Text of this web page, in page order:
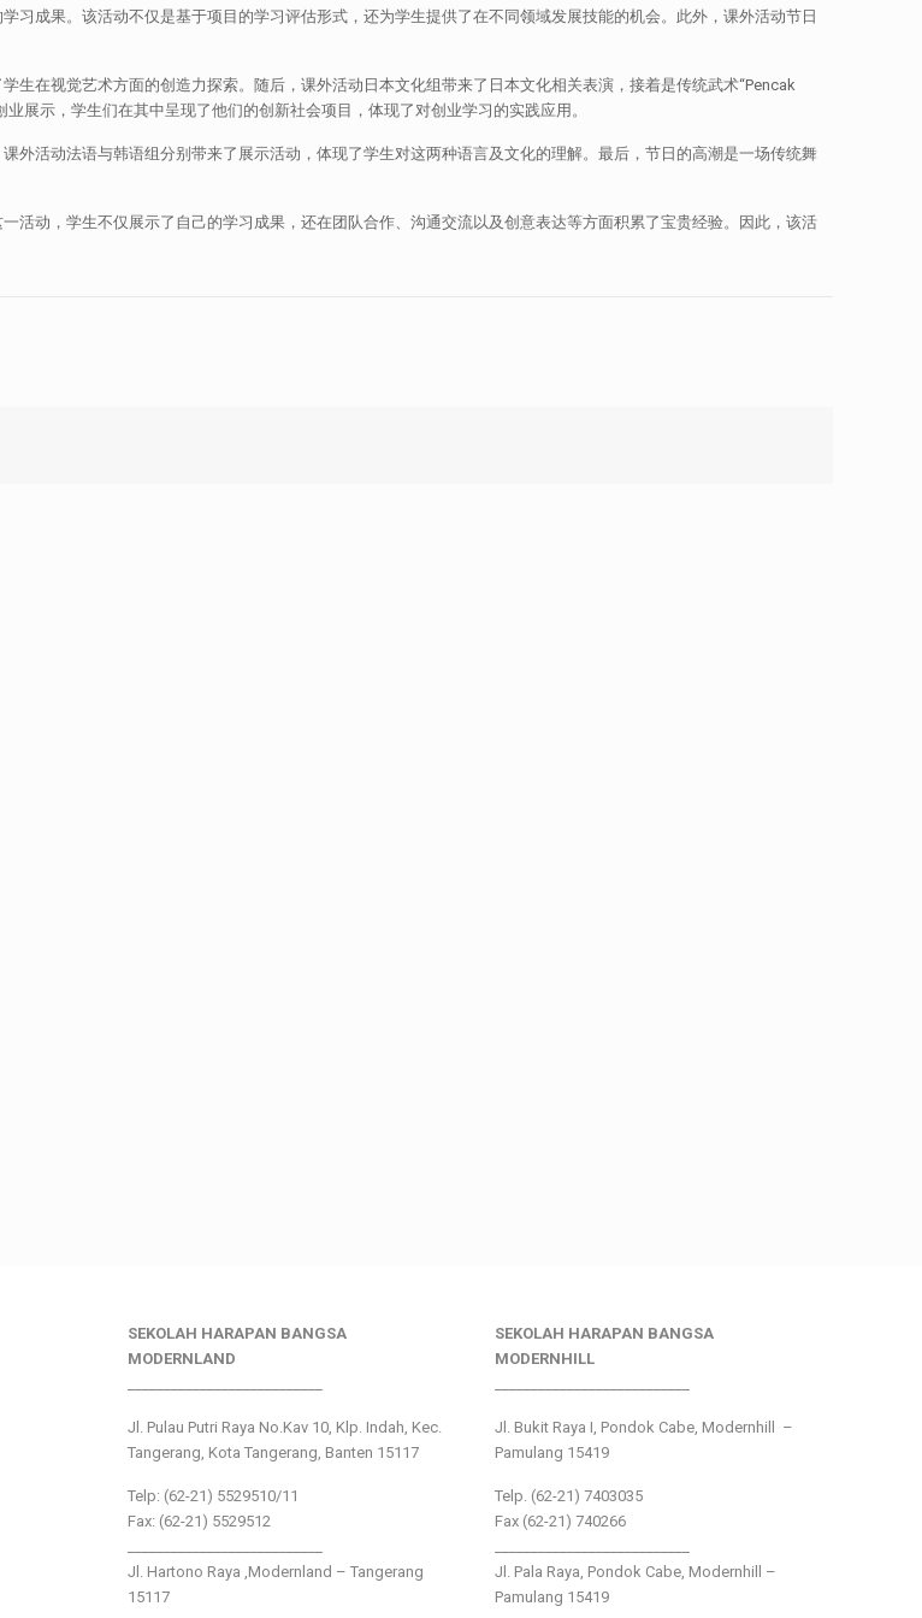
成果。该活动不仅是基于项目的学习评估形式，还为学生提供了在不同领域发展技能的机会。此外，课外活动节日
在视觉艺术方面的创造力探索。随后，课外活动日本文化组带来了日本文化相关表演，接着是传统武术“Pencak
展示，学生们在其中呈现了他们的创新社会项目，体现了对创业学习的实践应用。
外活动法语与韩语组分别带来了展示活动，体现了学生对这两种语言及文化的理解。最后，节日的高潮是一场传统舞
活动，学生不仅展示了自己的学习成果，还在团队合作、沟通交流以及创意表达等方面积累了宝贵经验。因此，该活
SEKOLAH HARAPAN BANGSA
MODERNLAND
Jl. Pulau Putri Raya No.Kav 10, Klp. Indah, Kec.
Tangerang, Kota Tangerang, Banten 15117
Telp: (62-21) 5529510/11
Fax: (62-21) 5529512
Jl. Hartono Raya ,Modernland – Tangerang
15117
SEKOLAH HARAPAN BANGSA
MODERNHILL
Jl. Bukit Raya I, Pondok Cabe, Modernhill –
Pamulang 15419
Telp. (62-21) 7403035
Fax (62-21) 740266
Jl. Pala Raya, Pondok Cabe, Modernhill –
Pamulang 15419